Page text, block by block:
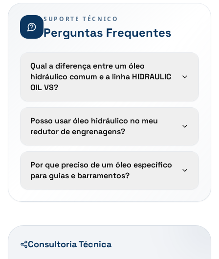
SUPORTE TÉCNICO
Perguntas Frequentes
Qual a diferença entre um óleo
hidráulico comum e a linha HIDRAULIC
OIL VS?
Posso usar óleo hidráulico no meu
redutor de engrenagens?
Por que preciso de um óleo específico
para guias e barramentos?
Consultoria Técnica